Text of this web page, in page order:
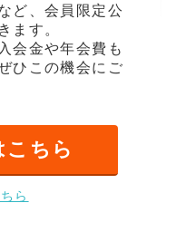
ど、会員限定公
ます。
会金や年会費も
ひこの機会にご
こちら
ら